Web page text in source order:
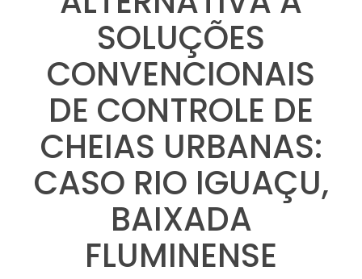
SOLUÇÕES
CONVENCIONAIS
DE CONTROLE DE
CHEIAS URBANAS:
CASO RIO IGUAÇU,
BAIXADA
FLUMINENSE